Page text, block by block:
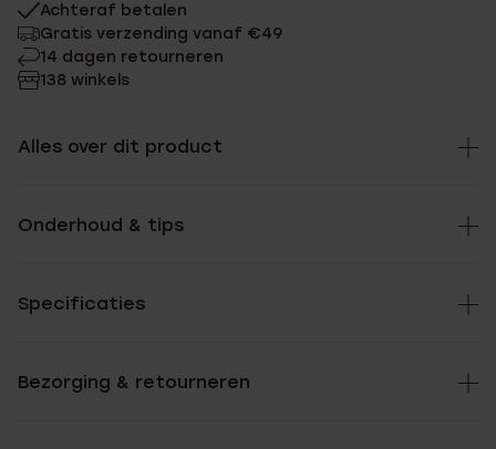
Achteraf betalen
Gratis verzending vanaf €49
14 dagen retourneren
138 winkels
Alles over dit product
Onderhoud & tips
Specificaties
Bezorging & retourneren